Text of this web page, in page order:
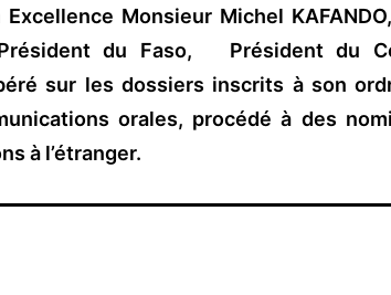
Monsieur Michel
du Faso, Président du
sur les dossiers inscrits à son
orales, procédé à des
à l’étranger.